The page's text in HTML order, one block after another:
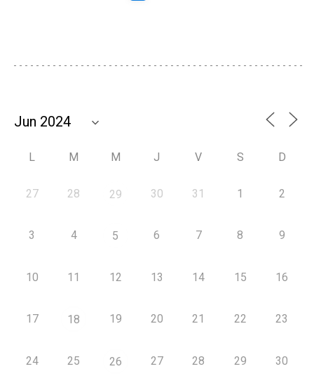
L M M J V S D
27 28 29 30 31 1 2
3 4 5 6 7 8 9
10 11 12 13 14 15 16
17 18 19 20 21 22 23
24 25 26 27 28 29 30